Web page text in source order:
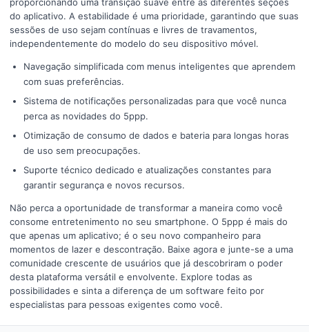
proporcionando uma transição suave entre as diferentes seções
do aplicativo. A estabilidade é uma prioridade, garantindo que suas
sessões de uso sejam contínuas e livres de travamentos,
independentemente do modelo do seu dispositivo móvel.
Navegação simplificada com menus inteligentes que aprendem
com suas preferências.
Sistema de notificações personalizadas para que você nunca
perca as novidades do 5ppp.
Otimização de consumo de dados e bateria para longas horas
de uso sem preocupações.
Suporte técnico dedicado e atualizações constantes para
garantir segurança e novos recursos.
Não perca a oportunidade de transformar a maneira como você
consome entretenimento no seu smartphone. O 5ppp é mais do
que apenas um aplicativo; é o seu novo companheiro para
momentos de lazer e descontração. Baixe agora e junte-se a uma
comunidade crescente de usuários que já descobriram o poder
desta plataforma versátil e envolvente. Explore todas as
possibilidades e sinta a diferença de um software feito por
especialistas para pessoas exigentes como você.